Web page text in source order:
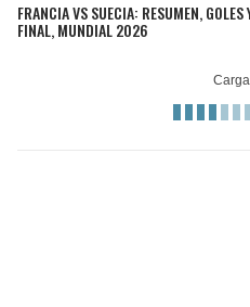
FRANCIA VS SUECIA: RESUMEN, GOLES
FINAL, MUNDIAL 2026